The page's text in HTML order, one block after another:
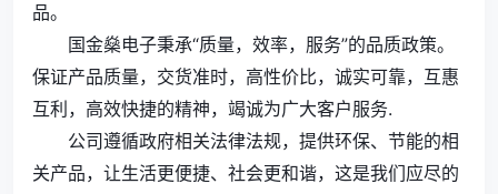
品。
国金燊电子秉承“质量，效率，服务”的品质政策。
保证产品质量，交货准时，高性价比，诚实可靠，互惠
互利，高效快捷的精神，竭诚为广大客户服务.
公司遵循政府相关法律法规，提供环保、节能的相
关产品，让生活更便捷、社会更和谐，这是我们应尽的